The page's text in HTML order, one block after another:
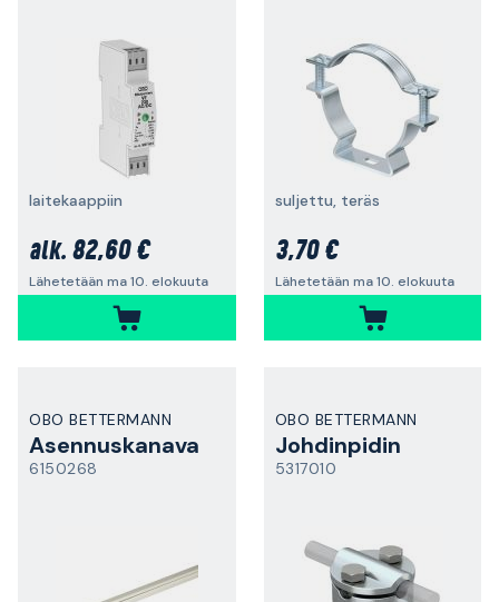
laitekaappiin
alk. 82,60 €
Lähetetään ma 10. elokuuta
suljettu, teräs
3,70 €
Lähetetään ma 10. elokuuta
OBO BETTERMANN
Asennuskanava
6150268
OBO BETTERMANN
Johdinpidin
5317010